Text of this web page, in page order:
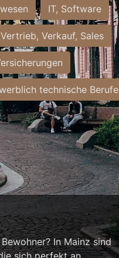
IT, Software
Vertrieb, Verkauf, Sales
technische Berufe
In Mainz sind